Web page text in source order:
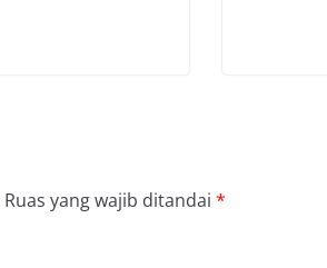
Ruas yang wajib ditandai *